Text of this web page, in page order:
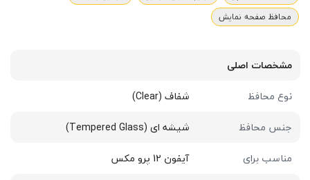
محافظ صفحه نمایش
مشخصات اصلی
نوع محافظ
شفاف (Clear)
جنس محافظ
شیشه ای (Tempered Glass)
مناسب برای
آیفون 12 پرو مکس